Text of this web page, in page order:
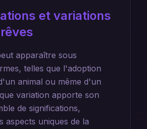
et variations
apparaître sous
telles que l'adoption
animal ou même d'un
variation apporte son
de significations,
aspects uniques de la